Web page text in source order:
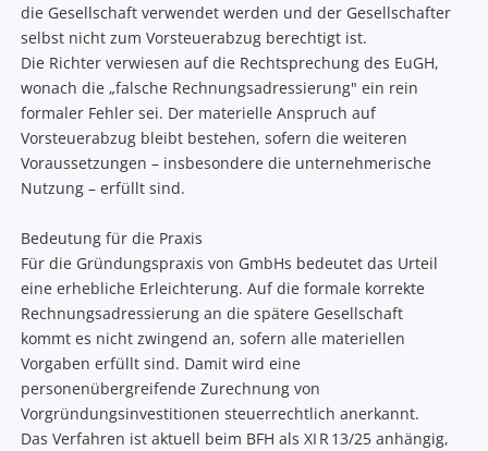
die Gesellschaft verwendet werden und der Gesellschafter
selbst nicht zum Vorsteuerabzug berechtigt ist.
Die Richter verwiesen auf die Rechtsprechung des EuGH,
wonach die „falsche Rechnungsadressierung" ein rein
formaler Fehler sei. Der materielle Anspruch auf
Vorsteuerabzug bleibt bestehen, sofern die weiteren
Voraussetzungen – insbesondere die unternehmerische
Nutzung – erfüllt sind.
Bedeutung für die Praxis
Für die Gründungspraxis von GmbHs bedeutet das Urteil
eine erhebliche Erleichterung. Auf die formale korrekte
Rechnungsadressierung an die spätere Gesellschaft
kommt es nicht zwingend an, sofern alle materiellen
Vorgaben erfüllt sind. Damit wird eine
personenübergreifende Zurechnung von
Vorgründungsinvestitionen steuerrechtlich anerkannt.
Das Verfahren ist aktuell beim BFH als XI R 13/25 anhängig,